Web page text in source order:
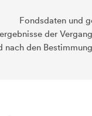
Fondsdaten und
der
nach den